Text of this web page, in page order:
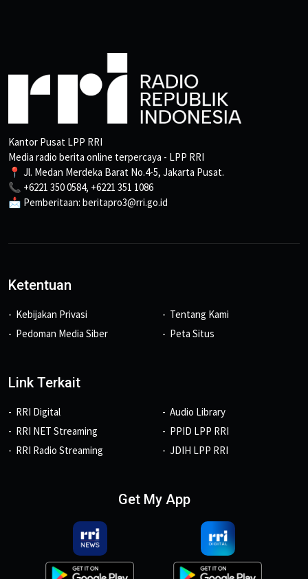
Kantor Pusat LPP RRI
Media radio berita online terpercaya - LPP RRI
📍 Jl. Medan Merdeka Barat No.4-5, Jakarta Pusat.
📞 +6221 350 0584, +6221 351 1086
📩 Pemberitaan: beritapro3@rri.go.id
Ketentuan
Kebijakan Privasi
Pedoman Media Siber
Tentang Kami
Peta Situs
Link Terkait
RRI Digital
RRI NET Streaming
RRI Radio Streaming
Audio Library
PPID LPP RRI
JDIH LPP RRI
Get My App